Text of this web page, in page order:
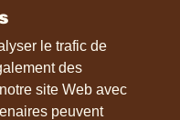
le trafic de
des
site Web avec
peuvent